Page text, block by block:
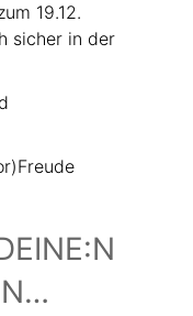
19.12.
sicher in der